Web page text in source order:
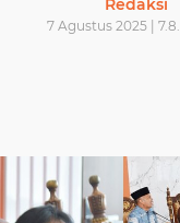
Redaksi
7 Agustus 2025 |